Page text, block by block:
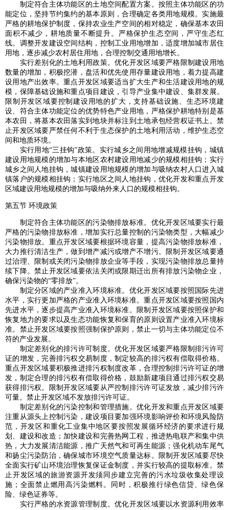
制定符合主体功能区的土地空间配置方案。按照主体功能区的功
能定位，坚持节约集约的基本原则，合理确定各类用地规模。实施最
严格的耕地保护制度，保持农业生产空间的相对稳定，确保基本农田
面积不减少，耕地质量不断提升。严格保护生态空间，严守生态红
线。调整开发建设空间结构，控制工业用地增加，适度增加城市居住
用地，逐步减少农村居住用地，合理控制交通用地增长。
实行差别化的土地利用政策。优化开发区域要严格限制建设用地
数量的增加，积极挖潜，盘活和优先使用存量建设用地，着力提高建
设用地产出效率。重点开发区域要适当扩大生产和生活建设用地的规
模，保障基础设施和重点项目建设，引导产业集中建设、集群发展。
限制开发区域要控制建设用地的扩大，支持基础设施、生态环境建
设、符合主体功能定位的优势特色产业用地，严格保护耕地特别是基
本农田，将基本农田落实到地块并标注到土地承包经营权证书上。禁
止开发区域要严禁任何不利于生态保护的土地利用活动，维护生态空
间和地质环境。
实行用地“三挂钩”政策。实行城乡之间用地增减规模挂钩，城镇
建设用地规模的增加与本地区农村建设用地减少的规模相挂钩；实行
城乡之间人地挂钩，城镇建设用地规模的增加与吸纳农村人口进入城
镇落户的规模相挂钩；实行地区之间人地挂钩，优化开发和重点开发
区域建设用地规模的增加与吸纳外来人口的规模相挂钩。
第五节 环境政策
制定符合主体功能区的污染物排放标准。优化开发区域要实行最
严格的污染物排放标准，增加实行总量控制的污染物类型，大幅减少
污染物排放。重点开发区域要根据环境容量，提高污染物排放标准，
大力推行清洁生产，做到增产减污或增产不增污。限制开发区域要通
过治理、限制或关闭污染物排放企业等手段，实现污染物排放总量持
续下降。禁止开发区域要依法关闭或限期迁出所有排放污染物企业，
确保污染物的“零排放”。
制定分区域的产业准入环境标准。优化开发区域要按照国际先进
水平，实行更加严格的产业准入环境标准。重点开发区域要按照国内
先进水平，逐步提高产业准入环境标准。限制开发区域要按照保护和
恢复地力的要求以及生态功能恢复和保育的原则设置产业准入环境标
准。禁止开发区域要按照强制保护原则，禁止一切与主体功能定位不
符的产业发展。
制定差别化的排污许可制度。优化开发区域要严格限制排污许可
证的增发，完善排污权交易制度，制定较高的排污权有偿取得价格。
重点开发区域要积极推进排污权制度改革，合理控制排污许可证的增
发，制定合理的排污权有偿取得价格，鼓励新建项目通过排污权交易
获得排污权。限制开发区域要从严控制排污许可证发放，减少排污许
可量。禁止开发区域不发放排污许可证。
制定差别化的污染控制和管理措施。优化开发和重点开发区域要
注重从源头上控制污染，建设项目要加强环境影响评价和环境风险防
范，开发区和重化工业集中地区要按照发展循环经济的要求进行规
划、建设和改造；加快建设和完善热网工程，推进热电联产和集中供
热，大力发展清洁能源，推广天然气和可再生能源；强化机动车尾气
和扬尘污染防治，确保城市环境空气质量达标。限制开发区域要尽快
全面实行矿山环境治理恢复保证金制度，并实行较高的提取标准。禁
止开发区域的旅游资源开发须同步建立完善的污水垃圾收集处理设
施；全面禁止燃用高污染燃料。同时，积极推行绿色信贷、绿色保
险、绿色证券等。
实行严格的水资源管理制度。优化开发区域要以水资源利用效率